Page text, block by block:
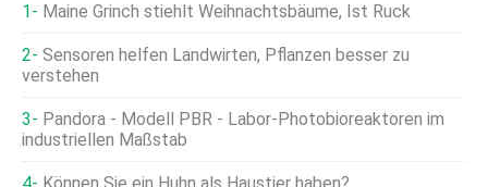
Maine Grinch stiehlt Weihnachtsbäume, Ist Ruck
Sensoren helfen Landwirten, Pflanzen besser zu
verstehen
Pandora - Modell PBR - Labor-Photobioreaktoren im
industriellen Maßstab